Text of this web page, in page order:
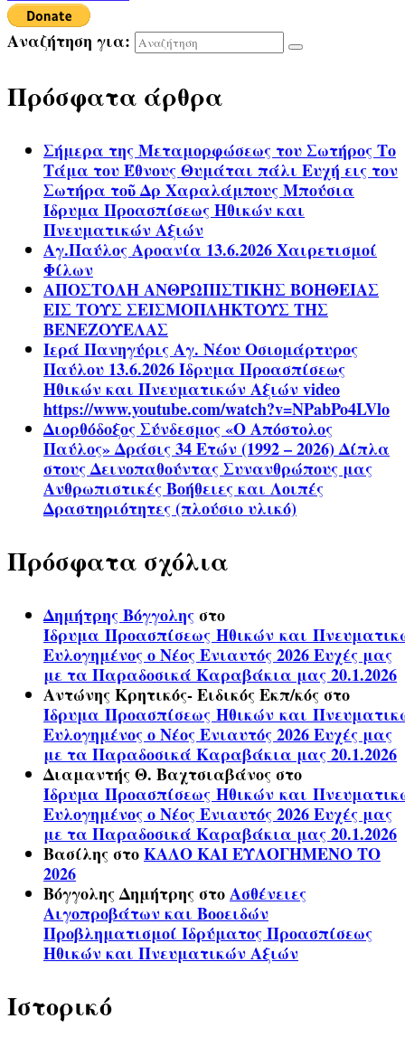
Αναζήτηση για:
Πρόσφατα άρθρα
Σήμερα της Μεταμορφώσεως του Σωτήρος Το
Τάμα του Έθνους Θυμάται πάλι Ευχή εις τον
Σωτήρα τοῦ Δρ Χαραλάμπους Μπούσια
Ίδρυμα Προασπίσεως Ηθικών και
Πνευματικών Αξιών
Αγ.Παύλος Αροανία 13.6.2026 Χαιρετισμοί
Φίλων
ΑΠΟΣΤΟΛΗ ΑΝΘΡΩΠΙΣΤΙΚΗΣ ΒΟΗΘΕΙΑΣ
ΕΙΣ ΤΟΥΣ ΣΕΙΣΜΟΠΛΗΚΤΟΥΣ ΤΗΣ
ΒΕΝΕΖΟΥΕΛΑΣ
Ιερά Πανηγύρις Αγ. Νέου Οσιομάρτυρος
Παύλου 13.6.2026 Ίδρυμα Προασπίσεως
Ηθικών και Πνευματικών Αξιών video
https://www.youtube.com/watch?v=NPabPo4LVlo
Διορθόδοξος Σύνδεσμος «Ο Απόστολος
Παύλος» Δράσις 34 Ετών (1992 – 2026) Δίπλα
στους Δεινοπαθούντας Συνανθρώπους μας
Ανθρωπιστικές Βοήθειες και Λοιπές
Δραστηριότητες (πλούσιο υλικό)
Πρόσφατα σχόλια
Δημήτρης Βόγγοληςστο
Ίδρυμα Προασπίσεως Ηθικών και
Ευλογημένος ο Νέος Ενιαυτός 2026 Ευχές μας
με τα Παραδοσικά Καραβάκια μας 20.1.2026
Αντώνης Κρητικός- Ειδικός Εκπ/κόςστο
Ίδρυμα Προασπίσεως Ηθικών και
Ευλογημένος ο Νέος Ενιαυτός 2026 Ευχές μας
με τα Παραδοσικά Καραβάκια μας 20.1.2026
Διαμαντής Θ. Βαχτσιαβάνοςστο
Ίδρυμα Προασπίσεως Ηθικών και
Ευλογημένος ο Νέος Ενιαυτός 2026 Ευχές μας
με τα Παραδοσικά Καραβάκια μας 20.1.2026
ΒασίληςστοΚΑΛΟ ΚΑΙ ΕΥΛΟΓΗΜΕΝΟ ΤΟ
2026
Βόγγολης ΔημήτρηςστοΑσθένειες
Αιγοπροβάτων και Βοοειδών
Προβληματισμοί Ιδρύματος Προασπίσεως
Ηθικών και Πνευματικών Αξιών
Ιστορικό